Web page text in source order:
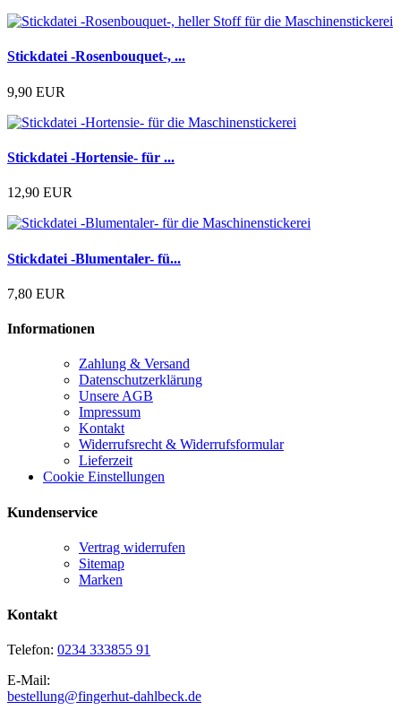
Stickdatei -Rosenbouquet-, ...
9,90 EUR
Stickdatei -Hortensie- für ...
12,90 EUR
Stickdatei -Blumentaler- fü...
7,80 EUR
Informationen
Zahlung & Versand
Datenschutzerklärung
Unsere AGB
Impressum
Kontakt
Widerrufsrecht & Widerrufsformular
Lieferzeit
Cookie Einstellungen
Kundenservice
Vertrag widerrufen
Sitemap
Marken
Kontakt
Telefon: 0234 333855 91
E-Mail:
bestellung@fingerhut-dahlbeck.de